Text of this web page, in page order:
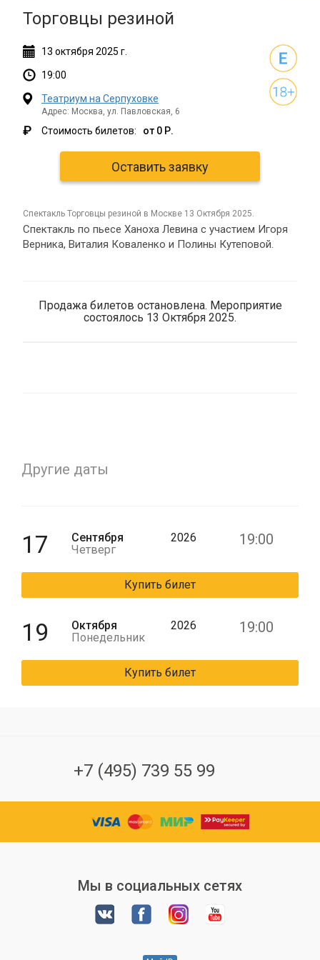
Торговцы резиной
13 октября 2025 г.
19:00
Театриум на Серпуховке
Адрес: Москва, ул. Павловская, 6
₽ Стоимость билетов: от 0 Р.
Оставить заявку
спектакль Торговцы резиной в Москве 13 Октября 2025.
Спектакль по пьесе Ханоха Левина с участием Игоря
Верника, Виталия Коваленко и Полины Кутеповой.
Продажа билетов остановлена. Мероприятие
состоялось 13 Октября 2025.
Другие даты
17
Сентября
Четверг
2026 19:00
Купить билет
19
Октября
Понедельник
2026 19:00
Купить билет
+7 (495) 739 55 99
Мы в социальных сетях